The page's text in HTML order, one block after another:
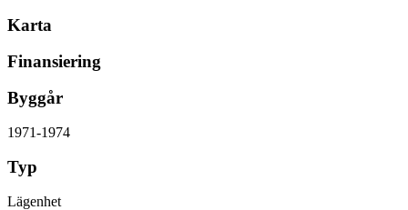
Karta
Finansiering
Byggår
1971-1974
Typ
Lägenhet